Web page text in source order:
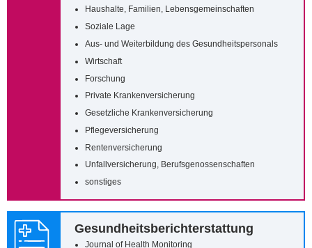
Haushalte, Familien, Lebensgemeinschaften
Soziale Lage
Aus- und Weiterbildung des Gesundheitspersonals
Wirtschaft
Forschung
Private Krankenversicherung
Gesetzliche Krankenversicherung
Pflegeversicherung
Rentenversicherung
Unfallversicherung, Berufsgenossenschaften
sonstiges
Gesundheitsberichterstattung
Journal of Health Monitoring